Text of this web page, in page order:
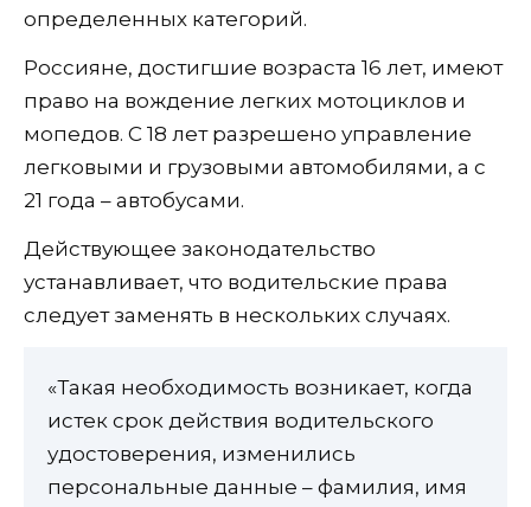
определенных категорий.
Россияне, достигшие возраста 16 лет, имеют
право на вождение легких мотоциклов и
мопедов. С 18 лет разрешено управление
легковыми и грузовыми автомобилями, а с
21 года – автобусами.
Действующее законодательство
устанавливает, что водительские права
следует заменять в нескольких случаях.
«Такая необходимость возникает, когда
истек срок действия водительского
удостоверения, изменились
персональные данные – фамилия, имя